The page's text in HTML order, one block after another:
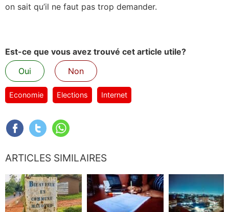
on sait qu’il ne faut pas trop demander.
Est-ce que vous avez trouvé cet article utile?
Oui
Non
Economie Elections Internet
ARTICLES SIMILAIRES